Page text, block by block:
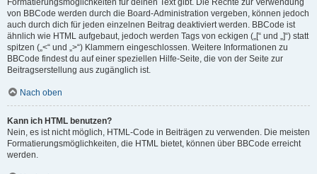
Formatierungsmöglichkeiten für deinen Text gibt. Die Rechte zur Verwendung
von BBCode werden durch die Board-Administration vergeben, können jedoch
auch durch dich für jeden einzelnen Beitrag deaktiviert werden. BBCode ist
ähnlich wie HTML aufgebaut, jedoch werden Tags von eckigen („[“ und „]“) statt
spitzen („<“ und „>“) Klammern eingeschlossen. Weitere Informationen zu
BBCode findest du auf einer speziellen Hilfe-Seite, die von der Seite zur
Beitragserstellung aus zugänglich ist.
Nach oben
Kann ich HTML benutzen?
Nein, es ist nicht möglich, HTML-Code in Beiträgen zu verwenden. Die meisten
Formatierungsmöglichkeiten, die HTML bietet, können über BBCode erreicht
werden.